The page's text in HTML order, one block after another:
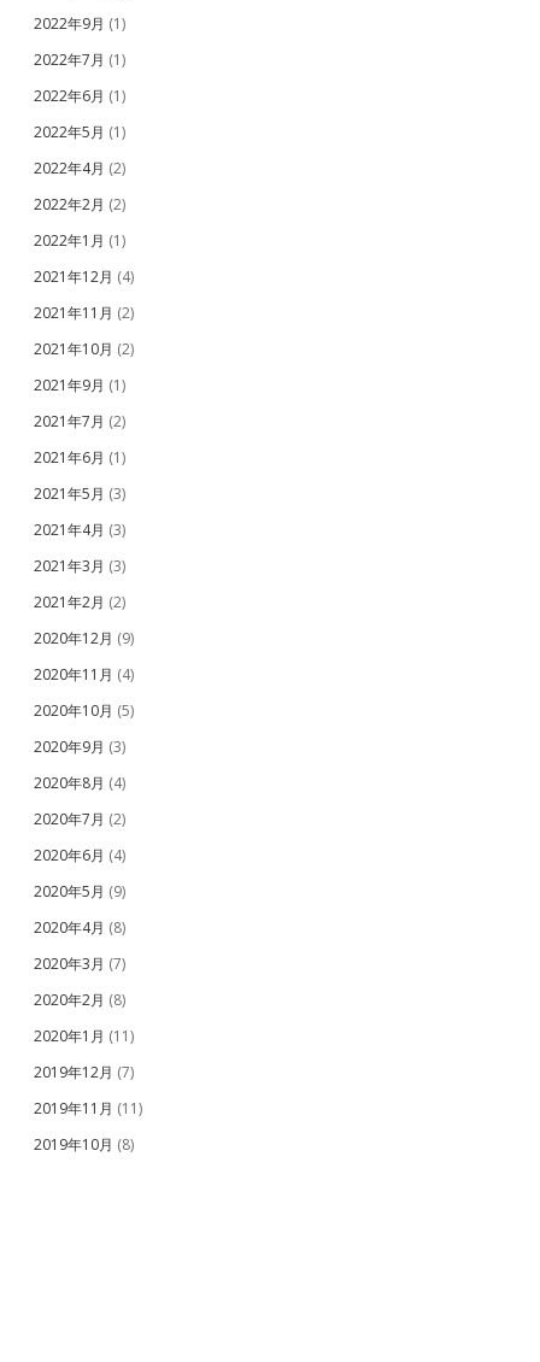
2022年9月 (1)
2022年7月 (1)
2022年6月 (1)
2022年5月 (1)
2022年4月 (2)
2022年2月 (2)
2022年1月 (1)
2021年12月 (4)
2021年11月 (2)
2021年10月 (2)
2021年9月 (1)
2021年7月 (2)
2021年6月 (1)
2021年5月 (3)
2021年4月 (3)
2021年3月 (3)
2021年2月 (2)
2020年12月 (9)
2020年11月 (4)
2020年10月 (5)
2020年9月 (3)
2020年8月 (4)
2020年7月 (2)
2020年6月 (4)
2020年5月 (9)
2020年4月 (8)
2020年3月 (7)
2020年2月 (8)
2020年1月 (11)
2019年12月 (7)
2019年11月 (11)
2019年10月 (8)